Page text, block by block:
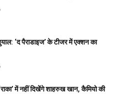
‘द पैराडाइज’ के टीजर में एक्शन का
में नहीं दिखेंगे शाहरुख खान, कैमियो की